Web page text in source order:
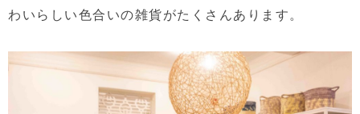
わいらしい色合いの雑貨がたくさんあります。